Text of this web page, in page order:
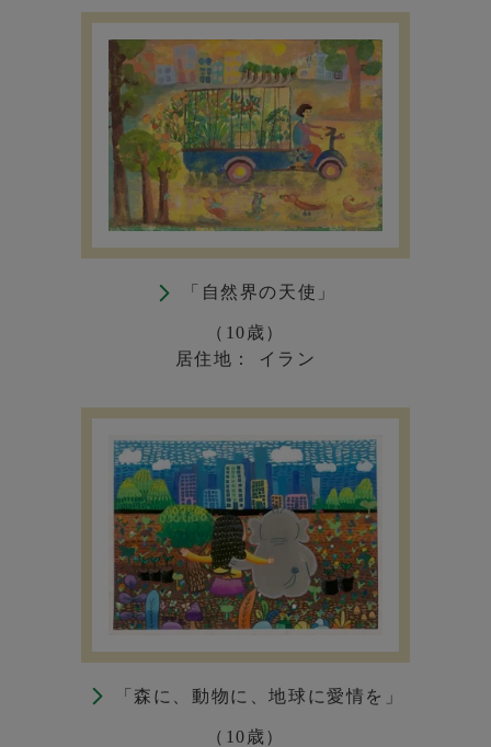
「自然界の天使」
（10歳）
居住地： イラン
「森に、動物に、地球に愛情を」
（10歳）